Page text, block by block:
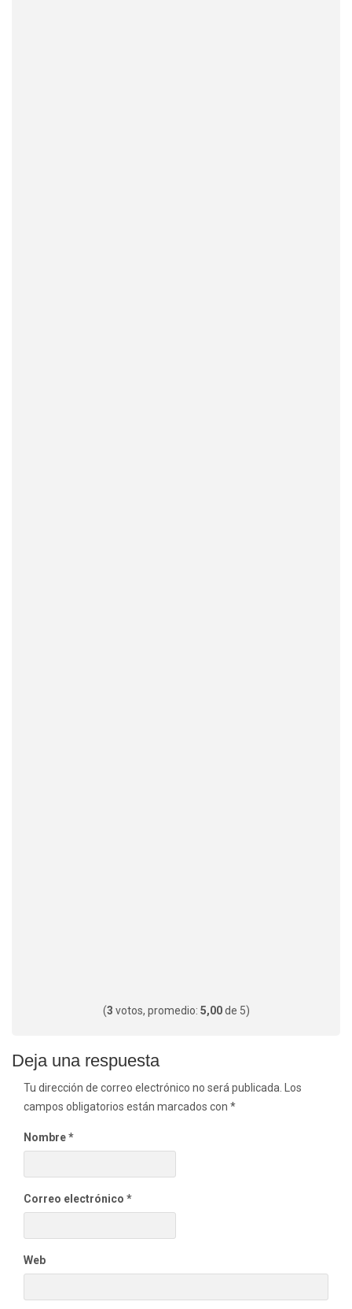
(3 votos, promedio: 5,00de 5)
Deja una respuesta
Tu dirección de correo electrónico no será publicada.
Los
campos obligatorios están marcados con *
Nombre*
Correo electrónico *
Web